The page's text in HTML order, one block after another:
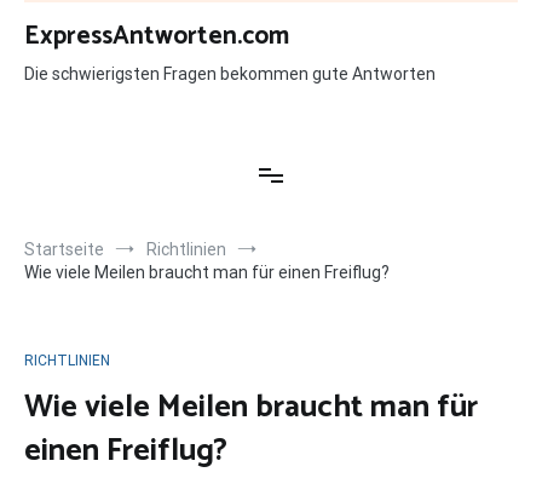
Zum
Inhalt
springen
ExpressAntworten.com
Die schwierigsten Fragen bekommen gute Antworten
Startseite
Richtlinien
Wie viele Meilen braucht man für einen Freiflug?
RICHTLINIEN
Wie viele Meilen braucht man für
einen Freiflug?